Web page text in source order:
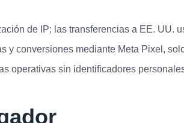
de IP; las transferencias a EE. UU.
y conversiones mediante Meta Pixel,
operativas sin identificadores